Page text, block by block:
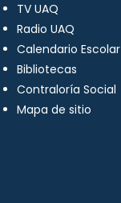
TV UAQ
Radio UAQ
Calendario Escolar
Bibliotecas
Contraloría Social
Mapa de sitio